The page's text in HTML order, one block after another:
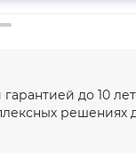
до 10
решениях